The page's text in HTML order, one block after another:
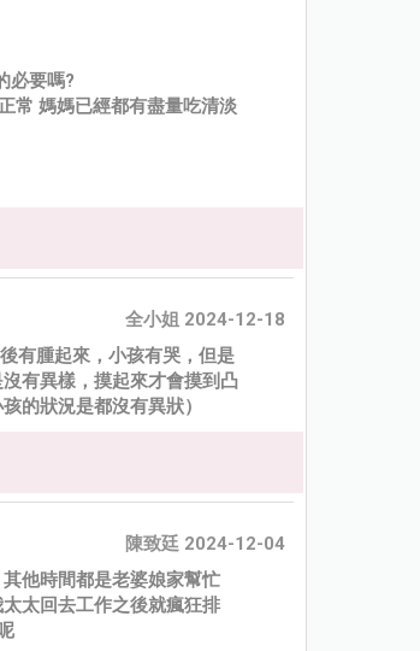
必要嗎?
常 媽媽已經都有盡量吃清淡
全小姐 2024-12-18
有腫起來，小孩有哭，但是
有異樣，摸起來才會摸到凸
的狀況是都沒有異狀）
陳致廷 2024-12-04
他時間都是老婆娘家幫忙
太回去工作之後就瘋狂排